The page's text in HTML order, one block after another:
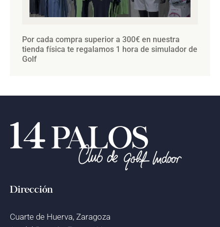
Por cada compra superior a 300€ en nuestra
tienda física te regalamos 1 hora de simulador de
Golf
Dirección
Cuarte de Huerva, Zaragoza